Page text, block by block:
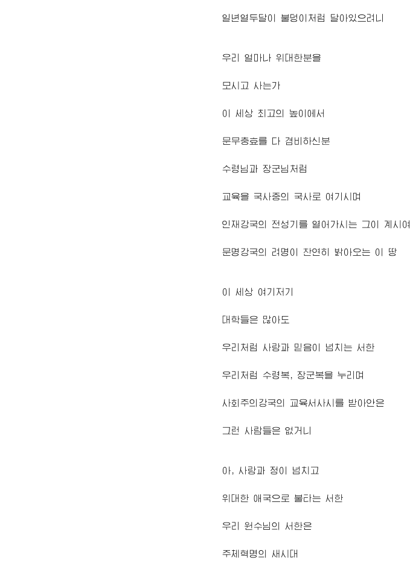
일년열두달이 불덩이처럼 달아있으려니
우리 얼마나 위대한분을
모시고 사는가
이 세상 최고의 높이에서
문무충효를 다 겸비하신분
수령님 과 장군님 처럼
교육을 국사중의 국사로 여기시며
인재강국의 전성기를 열어가시는 그이 계시여
문명강국의 려명이 찬연히 밝아오는 이 땅
이 세상 여기저기
대학들은 많아도
우리처럼 사랑과 믿음이 넘치는 서한
우리처럼 수령복, 장군복을 누리며
사회주의강국의 교육서사시를 받아안은
그런 사람들은 없거니
아, 사랑과 정이 넘치고
위대한 애국으로 불타는 서한
우리 원수님 의 서한은
주체혁명의 새시대